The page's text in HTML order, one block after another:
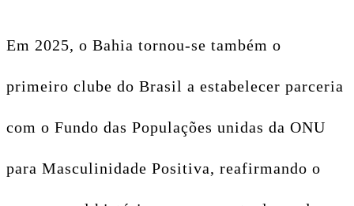
Em 2025, o Bahia tornou-se também o
primeiro clube do Brasil a estabelecer parceria
com o Fundo das Populações unidas da ONU
para Masculinidade Positiva, reafirmando o